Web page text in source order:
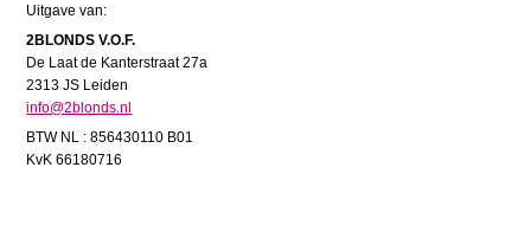
Uitgave van:
2BLONDS V.O.F.
De Laat de Kanterstraat 27a
2313 JS Leiden
info@2blonds.nl
BTW NL : 856430110 B01
KvK 66180716